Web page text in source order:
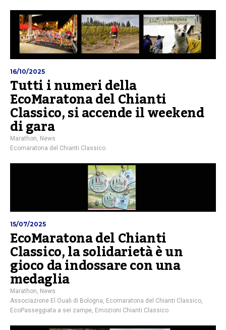
16/10/2025
Tutti i numeri della
EcoMaratona del Chianti
Classico, si accende il weekend
di gara
Marathon News
Ecomaratona del Chianti Classico
15/07/2025
EcoMaratona del Chianti
Classico, la solidarietà è un
gioco da indossare con una
medaglia
Marathon, News
Associazione El Ouali di Bologna, Ecomaratona del Chianti Classico,
EcoPasseggiata a sei zampe, Emozioni Chianti Classico